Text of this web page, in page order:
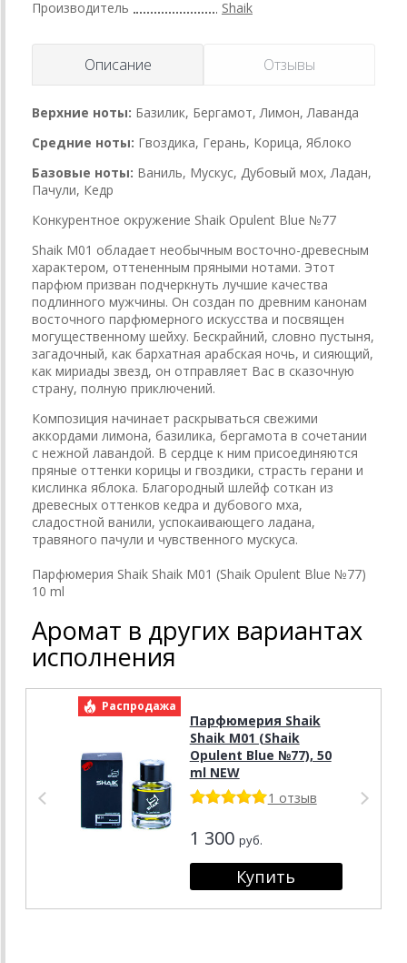
Производитель Shaik
Описание Отзывы
Верхние ноты: Базилик, Бергамот, Лимон, Лаванда
Средние ноты: Гвоздика, Герань, Корица, Яблоко
Базовые ноты: Ваниль, Мускус, Дубовый мох, Ладан,
Пачули, Кедр
Конкурентное окружение Shaik Opulent Blue №77
Shaik M01 обладает необычным восточно-древесным
характером, оттененным пряными нотами. Этот
парфюм призван подчеркнуть лучшие качества
подлинного мужчины. Он создан по древним канонам
восточного парфюмерного искусства и посвящен
могущественному шейху. Бескрайний, словно пустыня,
загадочный, как бархатная арабская ночь, и сияющий,
как мириады звезд, он отправляет Вас в сказочную
страну, полную приключений.
Композиция начинает раскрываться свежими
аккордами лимона, базилика, бергамота в сочетании
с нежной лавандой. В сердце к ним присоединяются
пряные оттенки корицы и гвоздики, страсть герани и
кислинка яблока. Благородный шлейф соткан из
древесных оттенков кедра и дубового мха,
сладостной ванили, успокаивающего ладана,
травяного пачули и чувственного мускуса.
Парфюмерия Shaik Shaik M01 (Shaik Opulent Blue №77)
10 ml
Аромат в других вариантах
исполнения
Распродажа
Парфюмерия Shaik
Shaik M01 (Shaik
Opulent Blue №77), 50
ml NEW
1 отзыв
1 300 руб.